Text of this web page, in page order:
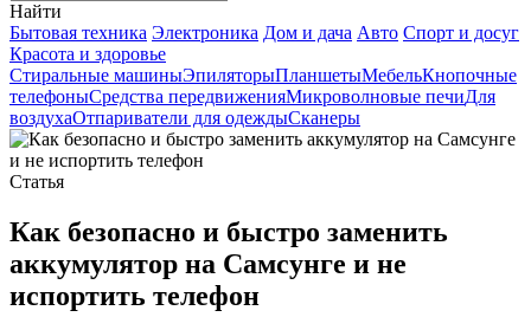
Найти
Бытовая техника Электроника Дом и дача Авто Спорт и досуг
Красота и здоровье
Стиральные машиныЭпиляторыПланшетыМебельКнопочные
телефоныСредства передвиженияМикроволновые печиДля
воздухаОтпариватели для одеждыСканеры
Статья
Как безопасно и быстро заменить
аккумулятор на Самсунге и не
испортить телефон